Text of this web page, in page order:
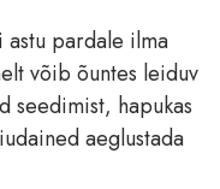
pardale ilma
võib õuntes leiduv
seedimist, hapukas
aeglustada